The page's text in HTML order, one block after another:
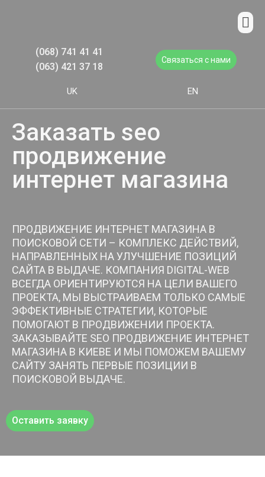
(068) 741 41 41
(063) 421 37 18
Связаться с нами
UK EN
Заказать seo
продвижение
интернет магазина
ПРОДВИЖЕНИЕ ИНТЕРНЕТ МАГАЗИНА В
ПОИСКОВОЙ СЕТИ – КОМПЛЕКС ДЕЙСТВИЙ,
НАПРАВЛЕННЫХ НА УЛУЧШЕНИЕ ПОЗИЦИЙ
САЙТА В ВЫДАЧЕ. КОМПАНИЯ DIGITAL-WEB
ВСЕГДА ОРИЕНТИРУЮТСЯ НА ЦЕЛИ ВАШЕГО
ПРОЕКТА, МЫ ВЫСТРАИВАЕМ ТОЛЬКО САМЫЕ
ЭФФЕКТИВНЫЕ СТРАТЕГИИ, КОТОРЫЕ
ПОМОГАЮТ В ПРОДВИЖЕНИИ ПРОЕКТА.
ЗАКАЗЫВАЙТЕ SEO ПРОДВИЖЕНИЕ ИНТЕРНЕТ
МАГАЗИНА В КИЕВЕ И МЫ ПОМОЖЕМ ВАШЕМУ
САЙТУ ЗАНЯТЬ ПЕРВЫЕ ПОЗИЦИИ В
ПОИСКОВОЙ ВЫДАЧЕ.
Оставить заявку